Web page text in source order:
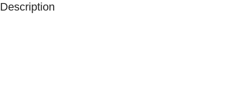
Description